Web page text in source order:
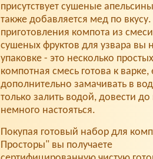
присутствует сушеные
также добавляется мед по вкусу.
приготовления компота из смеси
сушеных фруктов для узвара вы
упаковке - это несколько
компотная смесь готова к
дополнительно замачивать в
только залить водой, довести
немного настояться.
Покупая готовый набор для
Просторы" вы получаете